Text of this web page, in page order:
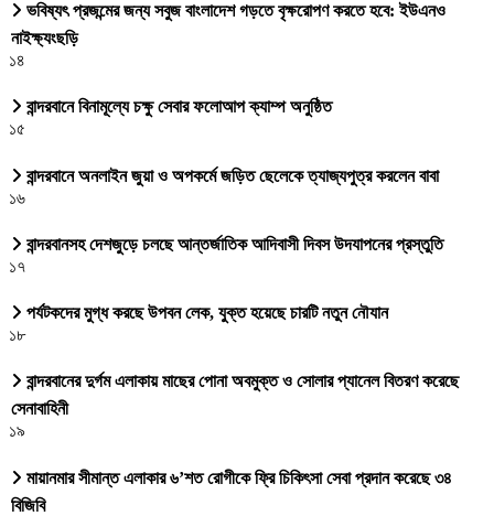
ভবিষ্যৎ প্রজন্মের জন্য সবুজ বাংলাদেশ গড়তে বৃক্ষরোপণ করতে হবে: ইউএনও
নাইক্ষ্যংছড়ি
১৪
বান্দরবানে বিনামূল্যে চক্ষু সেবার ফলোআপ ক্যাম্প অনুষ্ঠিত
১৫
বান্দরবানে অনলাইন জুয়া ও অপকর্মে জড়িত ছেলেকে ত্যাজ্যপুত্র করলেন বাবা
১৬
বান্দরবানসহ দেশজুড়ে চলছে আন্তর্জাতিক আদিবাসী দিবস উদযাপনের প্রস্তুতি
১৭
পর্যটকদের মুগ্ধ করছে উপবন লেক, যুক্ত হয়েছে চারটি নতুন নৌযান
১৮
বান্দরবানের দুর্গম এলাকায় মাছের পোনা অবমুক্ত ও সোলার প্যানেল বিতরণ করেছে
সেনাবাহিনী
১৯
মায়ানমার সীমান্ত এলাকার ৬’শত রোগীকে ফ্রি চিকিৎসা সেবা প্রদান করেছে ৩৪
বিজিবি